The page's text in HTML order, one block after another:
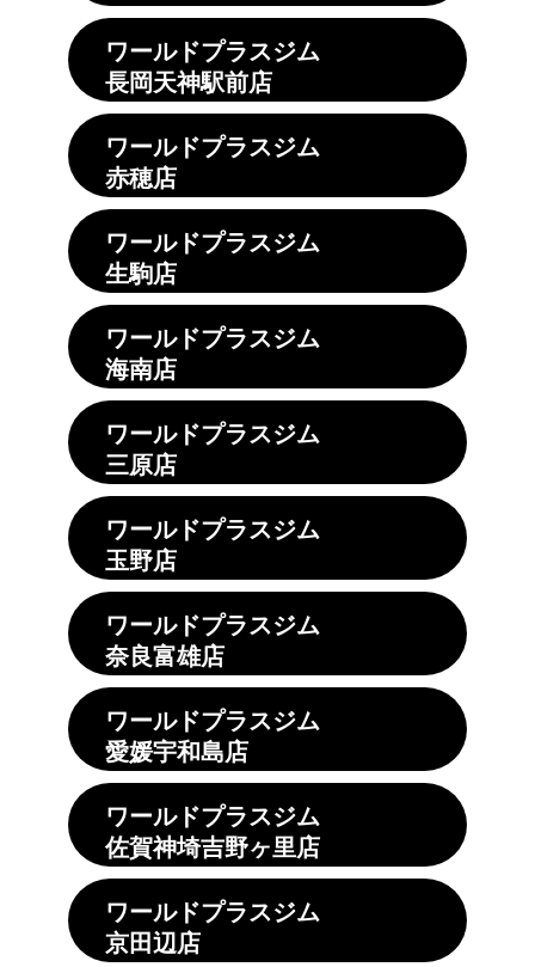
ワールドプラスジム
長岡天神駅前店
ワールドプラスジム
赤穂店
ワールドプラスジム
生駒店
ワールドプラスジム
海南店
ワールドプラスジム
三原店
ワールドプラスジム
玉野店
ワールドプラスジム
奈良富雄店
ワールドプラスジム
愛媛宇和島店
ワールドプラスジム
佐賀神埼吉野ヶ里店
ワールドプラスジム
京田辺店